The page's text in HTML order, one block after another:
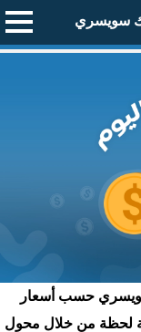
سويسري
حسب أسعار
لحظة من خلال محول